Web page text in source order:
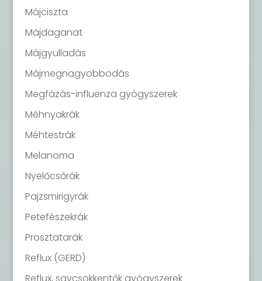
Májciszta
Májdaganat
Májgyulladás
Májmegnagyobbodás
Megfázás-influenza gyógyszerek
Méhnyakrák
Méhtestrák
Melanoma
Nyelőcsőrák
Pajzsmirigyrák
Petefészekrák
Prosztatarák
Reflux (GERD)
Reflux, savcsökkentők gyógyszerek